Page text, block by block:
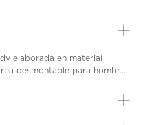
elaborada en material
desmontable para hombr...